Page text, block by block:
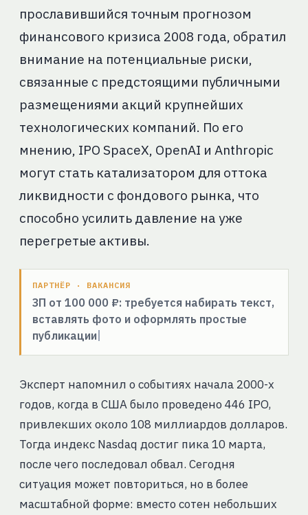
прославившийся точным прогнозом
финансового кризиса 2008 года, обратил
внимание на потенциальные риски,
связанные с предстоящими публичными
размещениями акций крупнейших
технологических компаний. По его
мнению, IPO SpaceX, OpenAI и Anthropic
могут стать катализатором для оттока
ликвидности с фондового рынка, что
способно усилить давление на уже
перегретые активы.
ПАРТНЁР · ВАКАНСИЯ
ЗП от 100 000 ₽: требуется набирать текст,
вставлять фото и оформлять простые
публикации
Эксперт напомнил о событиях начала 2000-х
годов, когда в США было проведено 446 IPO,
привлекших около 108 миллиардов долларов.
Тогда индекс Nasdaq достиг пика 10 марта,
после чего последовал обвал. Сегодня
ситуация может повториться, но в более
масштабной форме: вместо сотен небольших